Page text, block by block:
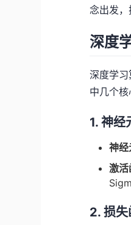
念出发，
深度
深度学
中几个核
1. 神经
神经
激活
2. 损